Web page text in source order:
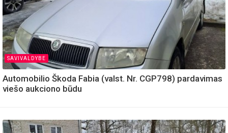
SAVIVALDYBE
Automobilio Škoda Fabia (valst. Nr. CGP798) pardavimas
viešo aukciono būdu